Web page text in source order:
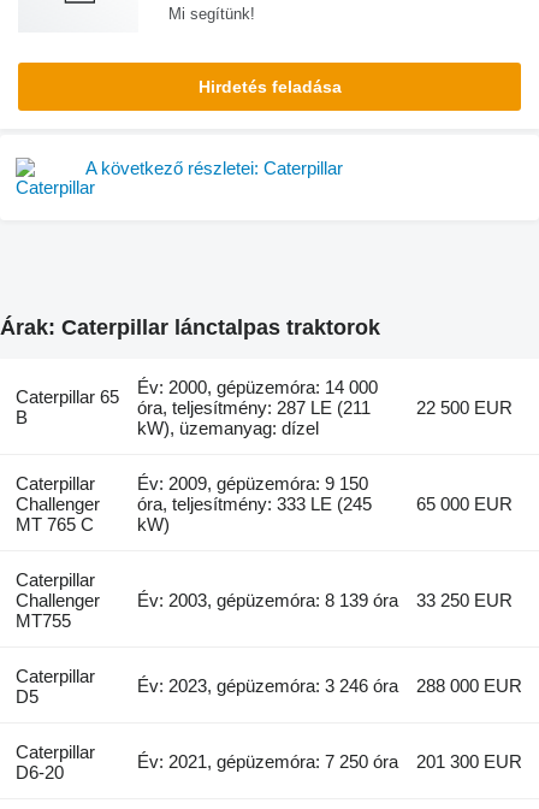
Mi segítünk!
Hirdetés feladása
A következő részletei: Caterpillar
Árak: Caterpillar lánctalpas traktorok
Caterpillar 65
B
Év: 2000, gépüzemóra: 14 000
óra, teljesítmény: 287 LE (211
kW), üzemanyag: dízel
22 500 EUR
Caterpillar
Challenger
MT 765 C
Év: 2009, gépüzemóra: 9 150
óra, teljesítmény: 333 LE (245
kW)
65 000 EUR
Caterpillar
Challenger
MT755
Év: 2003, gépüzemóra: 8 139 óra 33 250 EUR
Caterpillar
D5
Év: 2023, gépüzemóra: 3 246 óra 288 000 EUR
Caterpillar
D6-20
Év: 2021, gépüzemóra: 7 250 óra 201 300 EUR